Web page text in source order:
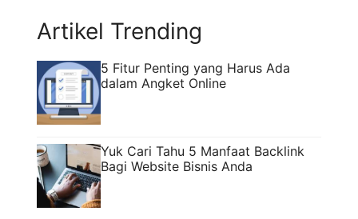
Artikel Trending
5 Fitur Penting yang Harus Ada
dalam Angket Online
Yuk Cari Tahu 5 Manfaat Backlink
Bagi Website Bisnis Anda